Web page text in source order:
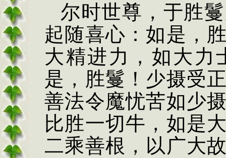
尔时世尊，于胜
起随喜心：如是，
大精进力，如大力
是，胜鬘！少摄受
善法令魔忧苦如少
比胜一切牛，如是
二乘善根，以广大